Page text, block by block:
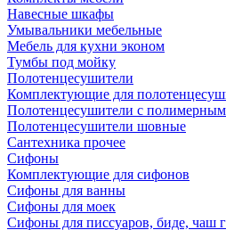
Навесные шкафы
Умывальники мебельные
Мебель для кухни эконом
Тумбы под мойку
Полотенцесушители
Комплектующие для
Полотенцесушители с
Полотенцесушители шовные
Сантехника прочее
Сифоны
Комплектующие для сифонов
Сифоны для ванны
Сифоны для моек
Сифоны для писсуаров, биде, чаш